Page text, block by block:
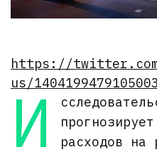
https://
us/
И
расходов на